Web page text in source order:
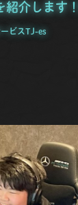
紹介します
ビスTJ-es